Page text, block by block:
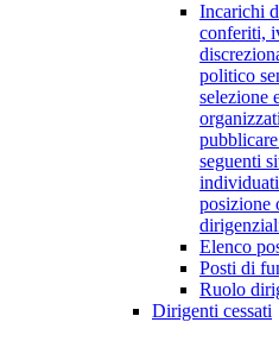
Incarichi
conferiti,
politico
selezione
seguenti
posizione
Elenco
Posti di
Ruolo
Dirigenti cessati